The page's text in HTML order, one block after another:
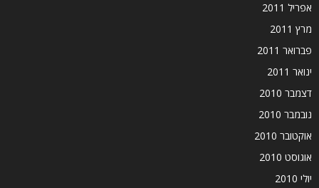
אפריל 2011
מרץ 2011
פברואר 2011
ינואר 2011
דצמבר 2010
נובמבר 2010
אוקטובר 2010
אוגוסט 2010
יולי 2010